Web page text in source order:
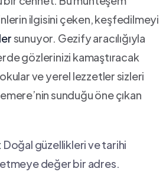
ilgisini çeken, keşfedilmeyi
sunuyor. Gezify aracılığıyla⁢
gözlerinizi kamaştıracak
ve yerel lezzetler ⁤sizleri
sunduğu öne çıkan
Doğal güzellikleri ve tarihi
değer bir adres.